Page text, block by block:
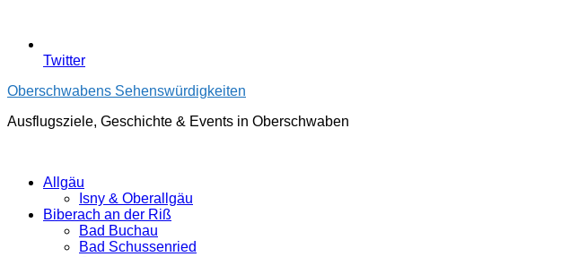
Twitter
Oberschwabens Sehenswürdigkeiten
Ausflugsziele, Geschichte & Events in Oberschwaben
Allgäu
Isny & Oberallgäu
Biberach an der Riß
Bad Buchau
Bad Schussenried